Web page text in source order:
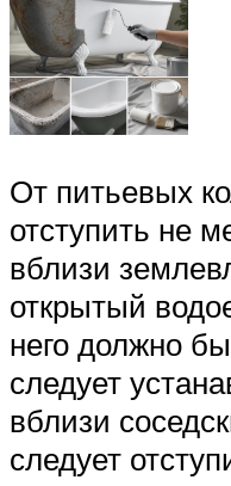
От питьевых
отступить не
вблизи
открытый
него должно
следует
вблизи
следует